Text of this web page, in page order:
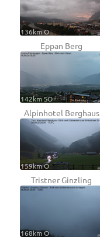
136km O
Eppan Berg
142km SO
Alpinhotel Berghaus
159km O
Tristner Ginzling
168km O